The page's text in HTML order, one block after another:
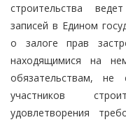
строительства
записей в Едином
о залоге прав
находящимися на
обязательствам, не
участников
удовлетворения